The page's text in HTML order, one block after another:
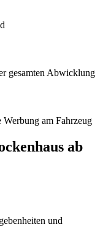
gesamten Abwicklung
am Fahrzeug
ab
und